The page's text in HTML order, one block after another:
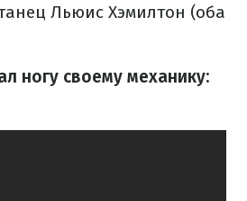
Льюис Хэмилтон (оба
ногу своему механику: